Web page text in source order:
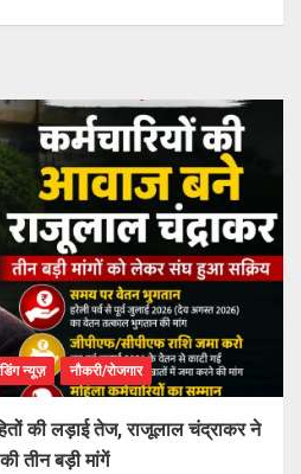
न्यूज़ नौकरी/रोजगार
की लड़ाई तेज, राजूलाल चंद्राकर ने
तीन बड़ी मांगें